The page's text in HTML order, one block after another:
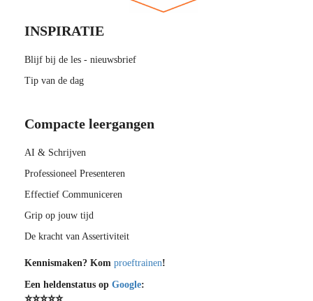
INSPIRATIE
Blijf bij de les - nieuwsbrief
Tip van de dag
Compacte leergangen
AI & Schrijven
Professioneel Presenteren
Effectief Communiceren
Grip op jouw tijd
De kracht van Assertiviteit
Kennismaken? Kom proeftrainen!
Een heldenstatus op Google:
⭐⭐⭐⭐⭐